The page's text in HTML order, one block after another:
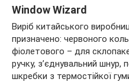
Window Wizard
Виріб китайського
призначено: червоного
фіолетового – для
ручку, з’єднувальний шнур,
шкребки з термостійкої